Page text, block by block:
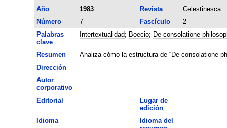
Año
1983 Revista
Celestinesca
Número
7 Fascículo
2
Palabras
clave
Intertextualidad; Boecio; De consolatione
Resumen
Analiza cómo la estructura de “De consolatione
Dirección
Autor
corporativo
Editorial
Lugar de
edición
Idioma
Idioma del